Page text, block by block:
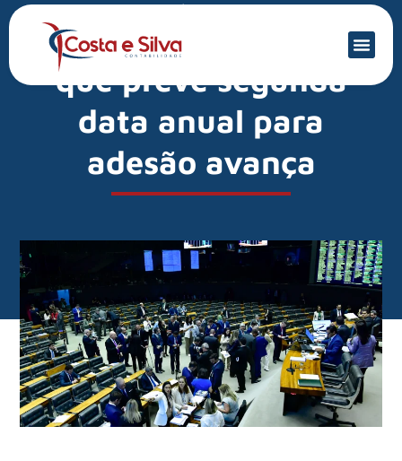
Mercado Financeiro
Simples Nacional: PLP
que prevê segunda
data anual para
adesão avança